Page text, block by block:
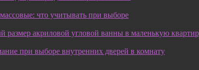
что учитывать при выборе
размер акриловой угловой ванны в маленькую
при выборе внутренних дверей в комнату